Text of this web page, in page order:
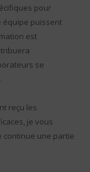
pour
équipe puissent
est
se
reçu les
je vous
continue une partie